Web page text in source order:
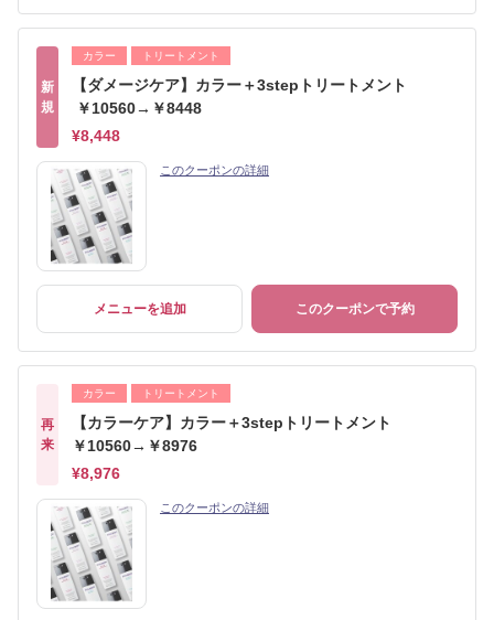
新
規
カラー トリートメント
【ダメージケア】カラー＋3stepトリートメント
￥10560→￥8448
¥8,448
このクーポンの詳細
メニューを追加 このクーポンで予約
再
来
カラー トリートメント
【カラーケア】カラー＋3stepトリートメント
￥10560→￥8976
¥8,976
このクーポンの詳細